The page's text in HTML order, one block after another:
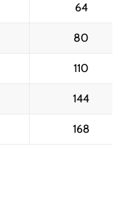
64
80
110
144
168